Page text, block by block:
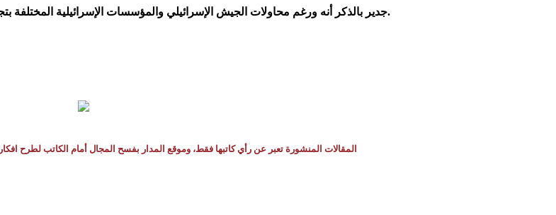
جدير بالذكر أنه ورغم محاولات الجيش الإسرائيلي والمؤسسات الإسرائيلية المختلفة بتجنيد الفلسطينيين في إسرائيل إلا أنه هنالك إجماع على رفض المخطط بكافة مسمياته.
المقالات المنشورة تعبر عن رأي كاتبها فقط، وموقع المدار بفسح المجال أمام الكاتب لطرح